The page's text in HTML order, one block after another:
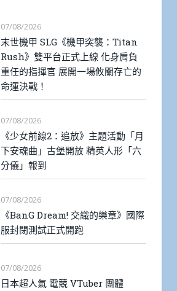
07/08/2026
末世機甲 SLG《機甲突襲：Titan
Rush》雙平台正式上線 化身肩負
重任的指揮官 展開一場攸關存亡的
命運決戰！
07/08/2026
《少女前線2：追放》主題活動「月
下安魂曲」古堡開放 精英人形「六
分儀」報到
07/08/2026
《BanG Dream! 交織的樂章》國際
服封閉測試正式開跑
07/08/2026
日本超人氣 電競 VTuber 團體